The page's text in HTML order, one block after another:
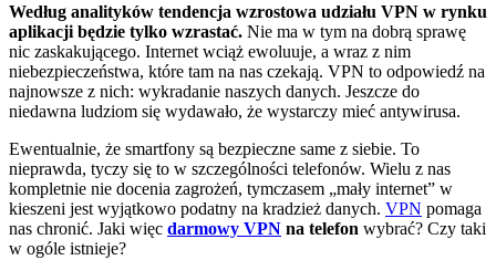
Według analityków tendencja wzrostowa udziału VPN w rynku
aplikacji będzie tylko wzrastać. Nie ma w tym na dobrą sprawę
nic zaskakującego. Internet wciąż ewoluuje, a wraz z nim
niebezpieczeństwa, które tam na nas czekają. VPN to odpowiedź na
najnowsze z nich: wykradanie naszych danych. Jeszcze do
niedawna ludziom się wydawało, że wystarczy mieć antywirusa.
Ewentualnie, że smartfony są bezpieczne same z siebie. To
nieprawda, tyczy się to w szczególności telefonów. Wielu z nas
kompletnie nie docenia zagrożeń, tymczasem „mały internet” w
kieszeni jest wyjątkowo podatny na kradzież danych. VPN pomaga
nas chronić. Jaki więc darmowy VPN na telefon wybrać? Czy taki
w ogóle istnieje?